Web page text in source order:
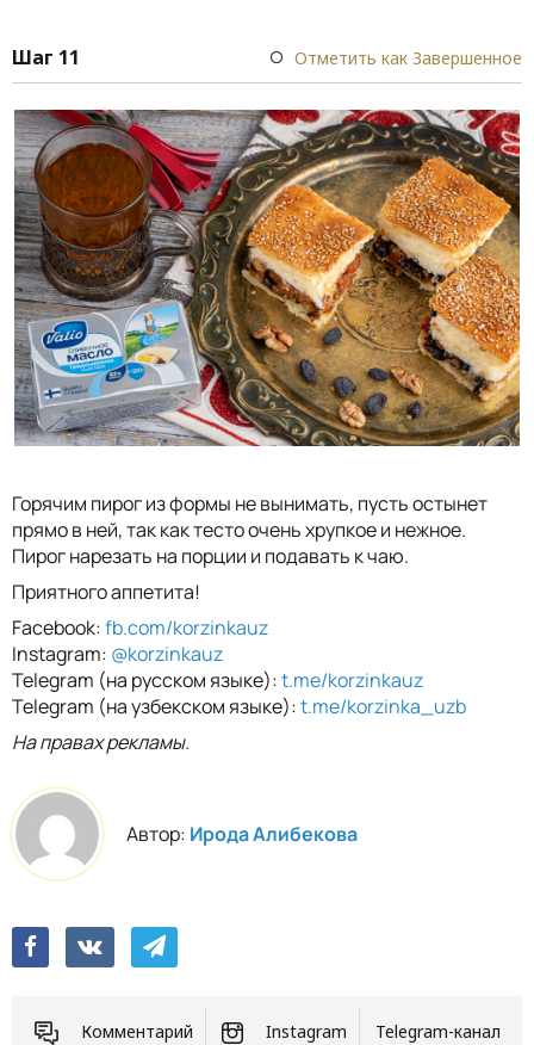
Шаг 11 Отметить как Завершенное
Горячим пирог из формы не вынимать, пусть остынет
прямо в ней, так как тесто очень хрупкое и нежное.
Пирог нарезать на порции и подавать к чаю.
Приятного аппетита!
Facebook:fb.com/korzinkauz
Instagram: @korzinkauz
Telegram (на русском языке):t.me/korzinkauz
Telegram (на узбекском языке):t.me/korzinka_uzb
На правах рекламы.
Автор: Ирода Алибекова
Комментарий Instagram Telegram-канал